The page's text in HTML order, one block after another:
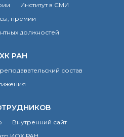
Институт в СМИ
премии
должностей
РАН
состав
Внутренний сайт